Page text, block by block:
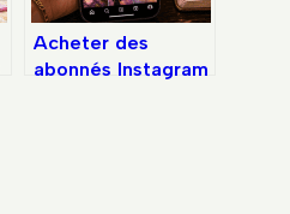
Acheter des
abonnés Instagram